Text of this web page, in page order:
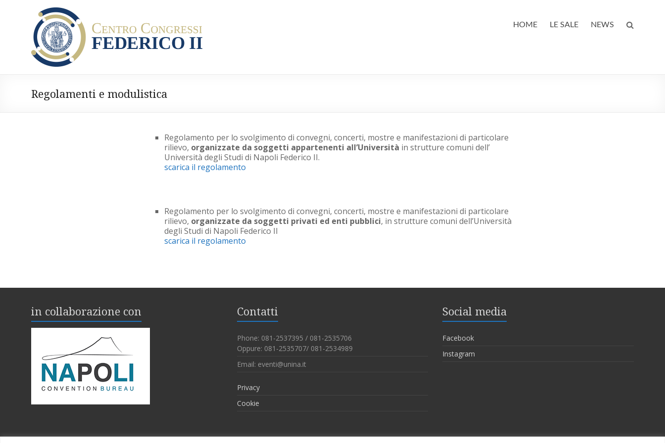
contenutoCentro
Congressi
Federico
–
HOME LE SALE NEWS
Regolamenti e modulistica
Regolamento per lo svolgimento di convegni, concerti, mostre e manifestazioni di particolare
rilievo, organizzate da soggetti appartenenti all’Università in strutture comuni dell’
Università degli Studi di Napoli Federico II.
scarica il regolamento
Regolamento per lo svolgimento di convegni, concerti, mostre e manifestazioni di particolare
rilievo, organizzate da soggetti privati ed enti pubblici, in strutture comuni dell’Università
degli Studi di Napoli Federico II
scarica il regolamento
in collaborazione con Contatti
Phone: 081-2537395 / 081-2535706
Oppure: 081-2535707/ 081-2534989
Email: eventi@unina.it
Privacy
Cookie
Social media
Facebook
Instagram